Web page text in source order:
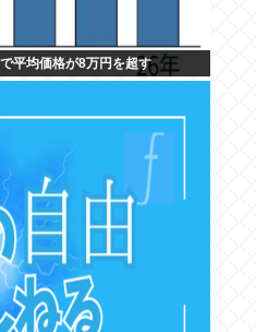
平均価格が8万円を超す